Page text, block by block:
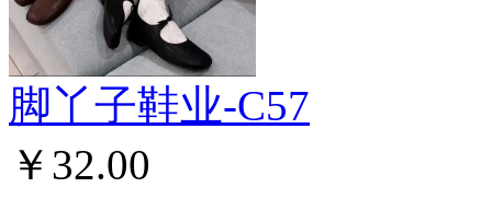
脚丫子鞋业-C57
￥32.00